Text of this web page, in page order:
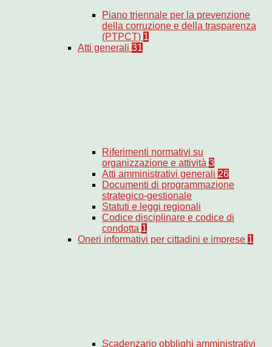
Piano triennale per la prevenzione
della corruzione e della trasparenza
(PTPCT) 1
Atti generali 31
Riferimenti normativi su
organizzazione e attività 3
Atti amministrativi generali 26
Documenti di programmazione
strategico-gestionale
Statuti e leggi regionali
Codice disciplinare e codice di
condotta 1
Oneri informativi per cittadini e imprese 1
Scadenzario obblighi amministrativi